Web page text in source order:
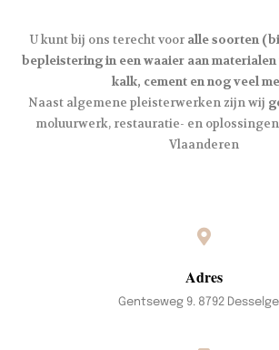
U kunt bij ons terecht voor alle soorten
bepleistering in een waaier aan
kalk, cement en nog veel
Naast algemene pleisterwerken zijn wij
moluurwerk, restauratie- en
Vlaanderen
Adres
Gentseweg 9. 8792